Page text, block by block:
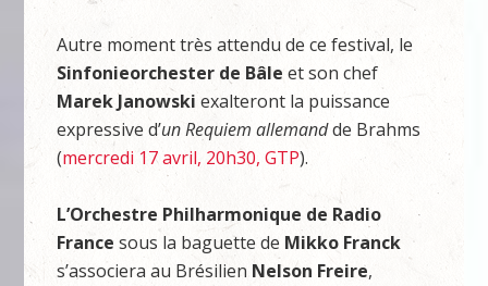
Autre moment très attendu de ce festival, le
Sinfonieorchester de Bâleet son chef
Marek Janowskiexalteront la puissance
expressive d’un Requiem allemandde Brahms
(mercredi 17 avril, 20h30, GTP).
L’Orchestre Philharmonique de Radio
France sous la baguette de Mikko Franck
s’associera au Brésilien Nelson Freire,